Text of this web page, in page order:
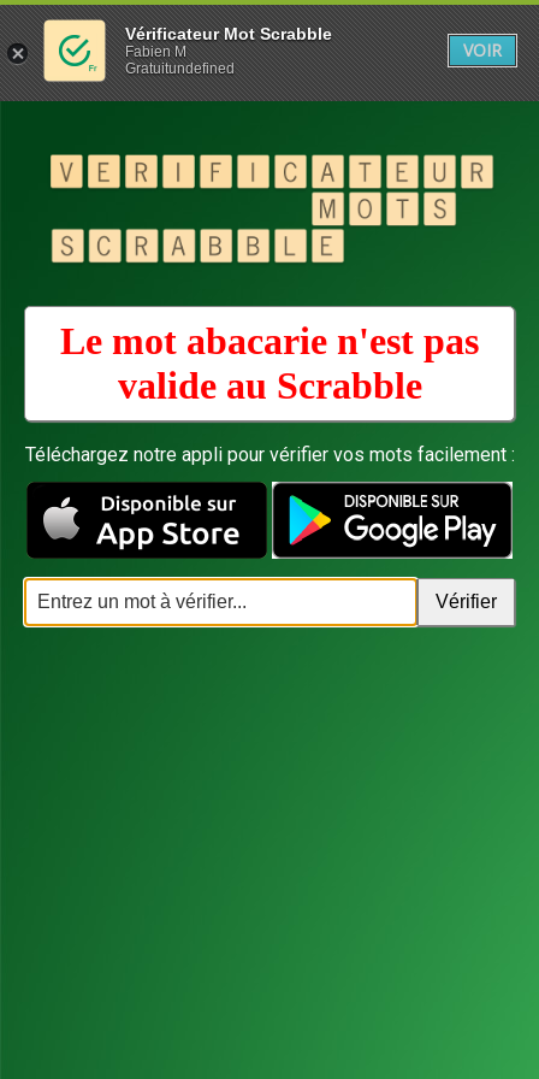
Le mot abacarie n'est pas
valide au Scrabble
Téléchargez notre appli pour vérifier vos mots facilement :
Vérificateur Mot Scrabble
Fabien M
Gratuitundefined
VOIR